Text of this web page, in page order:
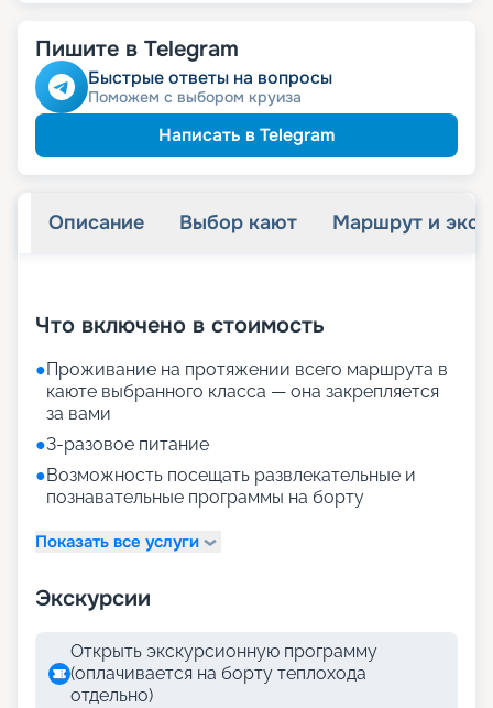
Пишите в Telegram
Быстрые ответы на вопросы
Поможем с выбором круиза
Написать в Telegram
Описание Выбор кают Маршрут и
Что включено в стоимость
●Проживание на протяжении всего маршрута в
каюте выбранного класса — она закрепляется
за вами
●3-разовое питание
●Возможность посещать развлекательные и
познавательные программы на борту
Показать все услуги
Экскурсии
Открыть экскурсионную программу
(оплачивается на борту теплохода
отдельно)